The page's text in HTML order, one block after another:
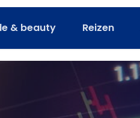
& beauty Reizen